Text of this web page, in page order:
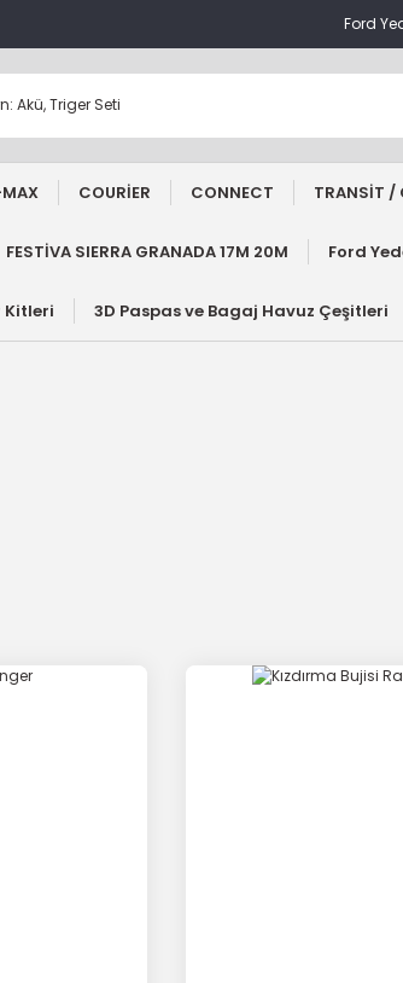
Ford
COURİER CONNECT TRANSİT /
FESTİVA SIERRA GRANADA 17M 20M Ford
Kitleri 3D Paspas ve Bagaj Havuz Çeşitleri